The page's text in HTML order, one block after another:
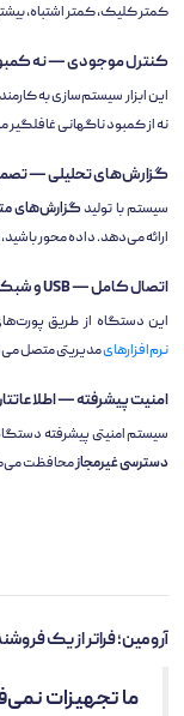
کمتر کلیک، کمتر اشتباه،
کنترل موجودی — نه
این ابزار سیستم‌سازی به
نه از کمبود ناگهانی غافلگیر
گزارش‌های تحلیلی —
سیستم با تولیدگزارش‌های
ارائه می‌دهد. داده محور
اتصال کامل — USB و شبکه
این دستگاه از طریق
نرم‌افزارهایمدیریتی متصل
امنیت پیشرفته —
سیستم امنیتی پیشرفته
دسترسی غیرمجازمحافظت
آرومین؛ فراتر از یک
ما تجهیزات